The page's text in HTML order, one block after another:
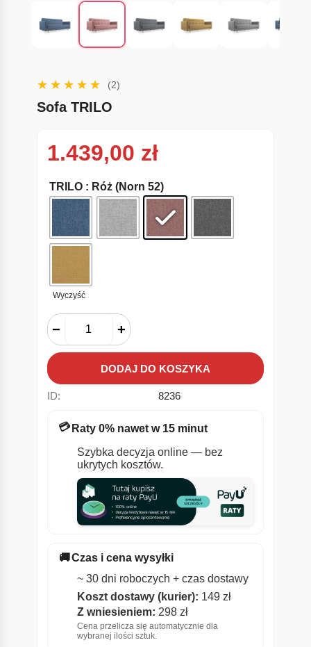
(2)
Sofa TRILO
1.439,00 zł
TRILO : Róż (Norn 52)
Wyczyść
− +
DODAJ DO KOSZYKA
ID: 8236
💳 Raty 0% nawet w 15 minut
Szybka decyzja online — bez
ukrytych kosztów.
🚚Czas i cena wysyłki
~ 30 dni roboczych + czas dostawy
Koszt dostawy (kurier): 149 zł
Z wniesieniem: 298 zł
Cena przelicza się automatycznie dla
wybranej ilości sztuk.